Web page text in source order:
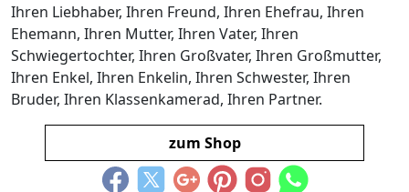
Ihren Liebhaber, Ihren Freund, Ihren Ehefrau, Ihren
Ehemann, Ihren Mutter, Ihren Vater, Ihren
Schwiegertochter, Ihren Großvater, Ihren Großmutter,
Ihren Enkel, Ihren Enkelin, Ihren Schwester, Ihren
Bruder, Ihren Klassenkamerad, Ihren Partner.
zum Shop